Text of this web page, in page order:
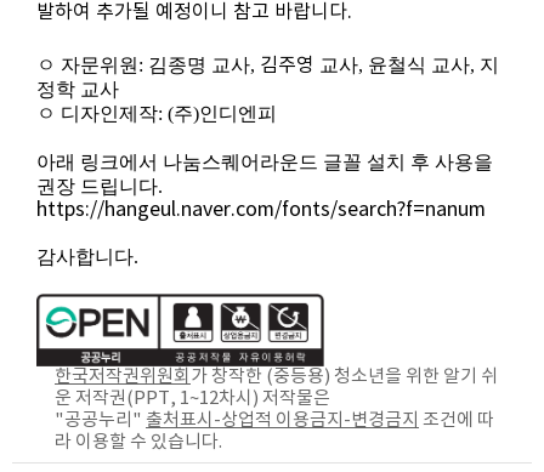
발하여 추가될 예정이니 참고 바랍니다.
ㅇ 자문위원: 김종명 교사, 김주영 교사, 윤철식 교사, 지
정학 교사
ㅇ 디자인제작: (주)인디엔피
아래 링크에서 나눔스퀘어라운드 글꼴 설치 후 사용을
권장 드립니다.
https://hangeul.naver.com/fonts/search?f=nanum
감사합니다.
한국저작권위원회 가 창작한 (중등용) 청소년을 위한 알기 쉬
운 저작권(PPT, 1~12차시) 저작물은
"공공누리" 출처표시-상업적 이용금지-변경금지 조건에 따
라 이용할 수 있습니다.